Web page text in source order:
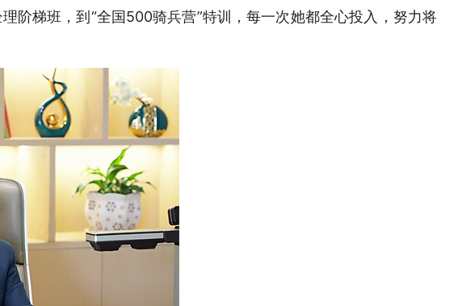
阶梯班，到“全国500骑兵营”特训，每一次她都全心投入，努力将